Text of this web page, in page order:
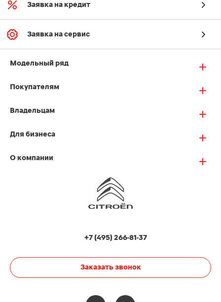
Заявка на кредит
Заявка на сервис
Модельный ряд
Покупателям
Владельцам
Для бизнеса
О компании
+7 (495) 266-81-37
Заказать звонок